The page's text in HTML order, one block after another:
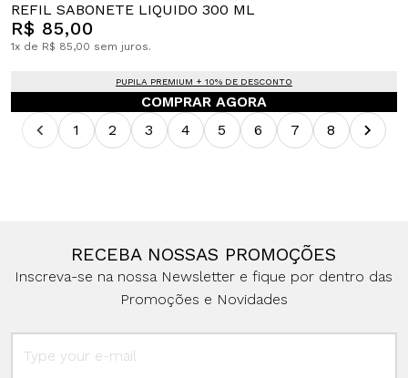
REFIL SABONETE LIQUIDO 300 ML
R$ 85,00
1x de R$ 85,00 sem juros.
PUPILA PREMIUM + 10% DE DESCONTO
COMPRAR AGORA
1
2 3 4 5 6 7 8
RECEBA NOSSAS PROMOÇÕES
Inscreva-se na nossa Newsletter e fique por dentro das
Promoções e Novidades